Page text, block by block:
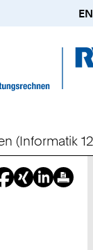
EN
(Informatik